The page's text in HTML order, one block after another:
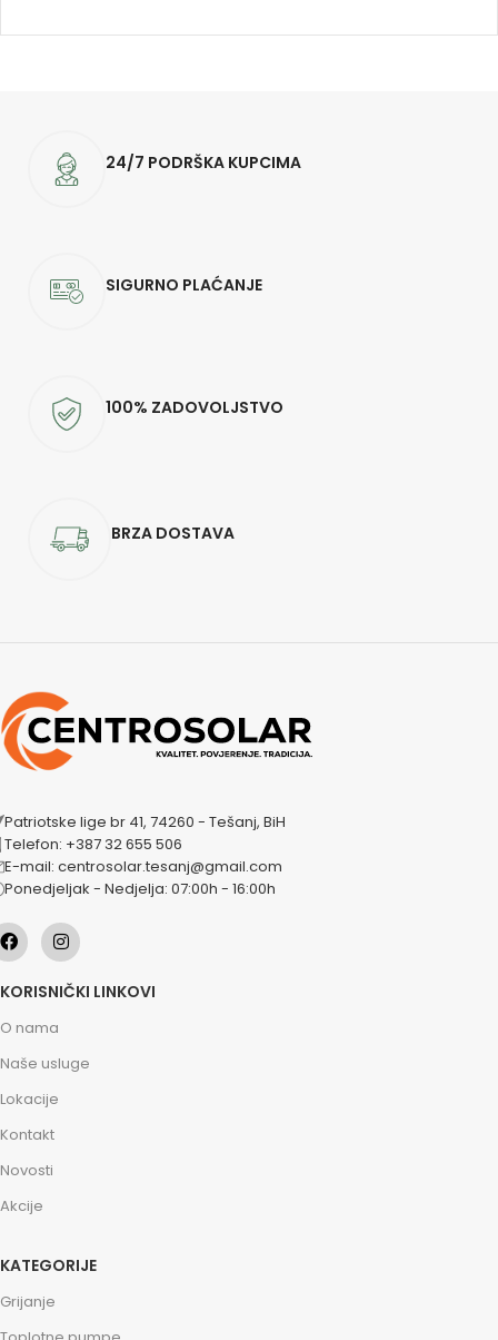
24/7 PODRŠKA KUPCIMA
SIGURNO PLAĆANJE
100% ZADOVOLJSTVO
BRZA DOSTAVA
Patriotske lige br 41, 74260 - Tešanj, BiH
Telefon: +387 32 655 506
E-mail: centrosolar.tesanj@gmail.com
Ponedjeljak - Nedjelja: 07:00h - 16:00h
KORISNIČKI LINKOVI
O nama
Naše usluge
Lokacije
Kontakt
Novosti
Akcije
KATEGORIJE
Grijanje